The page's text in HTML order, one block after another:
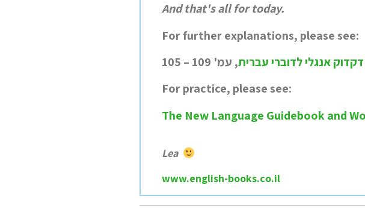
And that's all for today.
For further explanations, please see:
105 – 109 '
דקדוק אנגלי לדוברי עברית, עמ
For practice, please see:
The New Language Guidebook and
Lea
www.english-books.co.il